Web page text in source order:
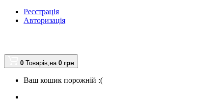
Реєстрація
Авторизація
0 Товарів,на 0 грн
Ваш кошик порожній :(